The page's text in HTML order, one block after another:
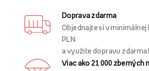
Doprava zdarma
Objednajte si v minimálnej
PLN
a využite dopravu zdarma!
Viac ako 21 000 zberných